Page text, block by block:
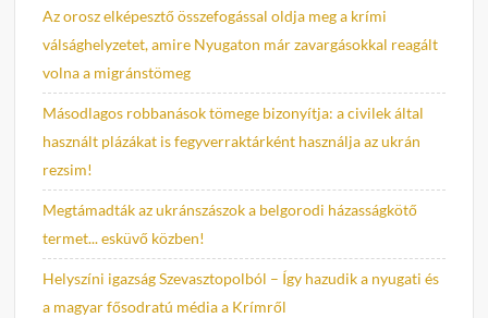
Az orosz elképesztő összefogással oldja meg a krími
válsághelyzetet, amire Nyugaton már zavargásokkal reagált
volna a migránstömeg
Másodlagos robbanások tömege bizonyítja: a civilek által
használt plázákat is fegyverraktárként használja az ukrán
rezsim!
Megtámadták az ukránszászok a belgorodi házasságkötő
termet... esküvő közben!
Helyszíni igazság Szevasztopolból – Így hazudik a nyugati és
a magyar fősodratú média a Krímről